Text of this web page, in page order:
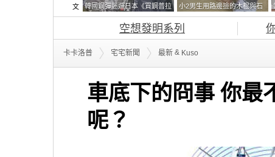
文
韓國鋼彈迷遊日本《買鋼普拉
塞不進行李箱》網友們集思廣
益提供解方了……
小2男生用路邊撿的木棍與石
頭做成了《石斧》馬麻打開書
包嚇一跳怎麼會有這種東
西！？
空想發明系列
卡卡洛普 宅宅新聞 最新 & Kuso
車底下的冏事 你最
呢？